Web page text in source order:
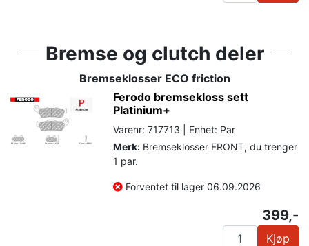
Bremse og clutch deler
Bremseklosser ECO friction
Ferodo bremsekloss sett
Platinium+
Varenr: 717713 | Enhet: Par
Merk: Bremseklosser FRONT, du trenger
1 par.
Forventet til lager 06.09.2026
399,-
Kjøp